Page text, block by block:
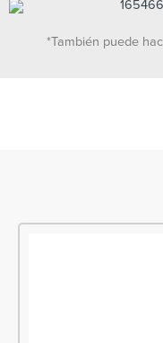
*También puede